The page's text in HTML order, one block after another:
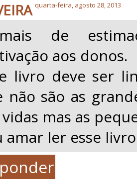
quarta-feira, agosto 28, 2013
de
aos donos.
livro deve ser
não são as
mas as
amar ler esse